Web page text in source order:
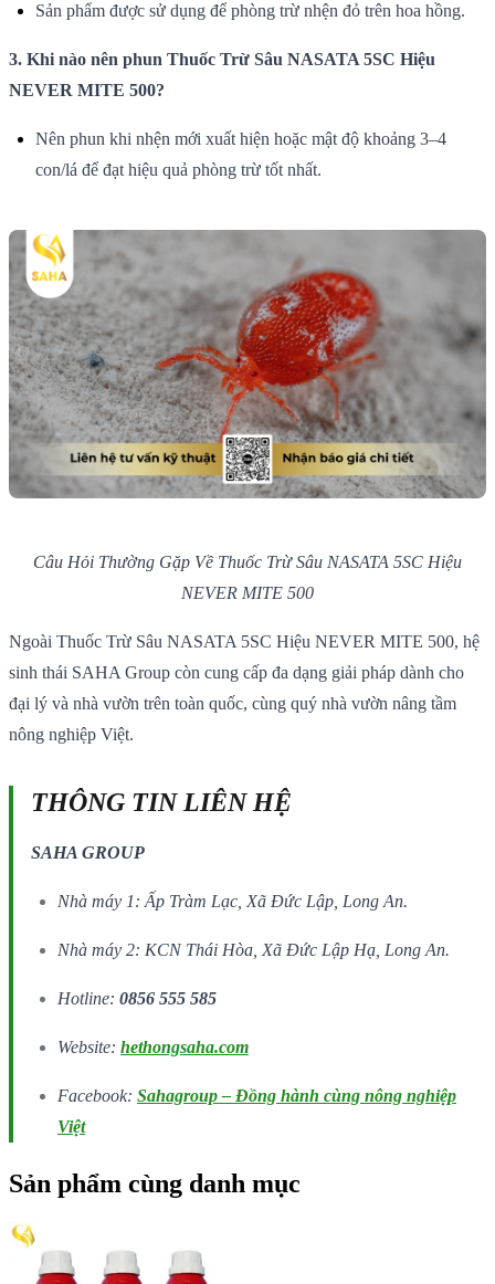
Sản phẩm được sử dụng để phòng trừ nhện đỏ trên hoa hồng.
3. Khi nào nên phun Thuốc Trừ Sâu NASATA 5SC Hiệu
NEVER MITE 500?
Nên phun khi nhện mới xuất hiện hoặc mật độ khoảng 3–4
con/lá để đạt hiệu quả phòng trừ tốt nhất.
Câu Hỏi Thường Gặp Về Thuốc Trừ Sâu NASATA 5SC Hiệu
NEVER MITE 500
Ngoài Thuốc Trừ Sâu NASATA 5SC Hiệu NEVER MITE 500, hệ
sinh thái SAHA Group còn cung cấp đa dạng giải pháp dành cho
đại lý và nhà vườn trên toàn quốc, cùng quý nhà vườn nâng tầm
nông nghiệp Việt.
THÔNG TIN LIÊN HỆ
SAHA GROUP
Nhà máy 1: Ấp Tràm Lạc, Xã Đức Lập, Long An.
Nhà máy 2: KCN Thái Hòa, Xã Đức Lập Hạ, Long An.
Hotline: 0856 555 585
Website: hethongsaha.com
Facebook: Sahagroup – Đồng hành cùng nông nghiệp
Việt
Sản phẩm cùng danh mục